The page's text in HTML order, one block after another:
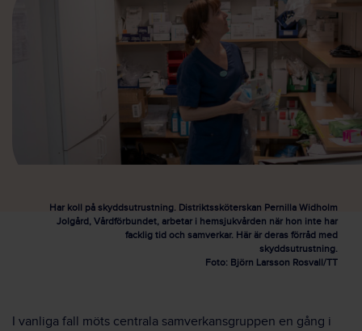
Har koll på skyddsutrustning. Distriktssköterskan Pernilla Widholm
Jolgård, Vårdförbundet, arbetar i hemsjukvården när hon inte har
facklig tid och samverkar. Här är deras förråd med
skyddsutrustning.
Foto: Björn Larsson Rosvall/TT
I vanliga fall möts centrala samverkansgruppen en gång i